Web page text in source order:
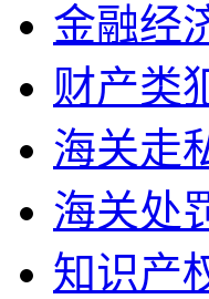
金融经
财产类
海关走
海关处
知识产